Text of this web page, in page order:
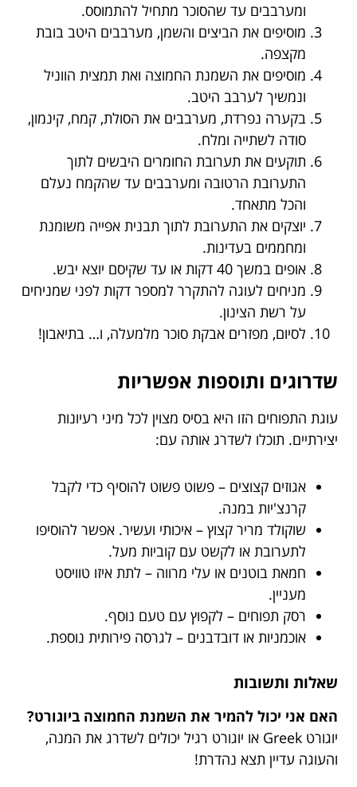
ומערבבים עד שהסוכר מתחיל להתמוסס.
מוסיפים את הביצים והשמן, מערבבים היטב בובת
מקצפה.
מוסיפים את השמנת החמוצה ואת תמצית הווניל
ונמשיך לערבב היטב.
בקערה נפרדת, מערבבים את הסולת, קמח, קינמון,
סודה לשתייה ומלח.
תוקעים את תערובת החומרים היבשים לתוך
התערובת הרטובה ומערבבים עד שהקמח נעלם
והכל מתאחד.
יוצקים את התערובת לתוך תבנית אפייה משומנת
ומחממים בעדינות.
אופים במשך 40 דקות או עד שקיסם יוצא יבש.
מניחים לעוגה להתקרר למספר דקות לפני שמניחים
על רשת הצינון.
לסיום, מפזרים אבקת סוכר מלמעלה, ו… בתיאבון!
שדרוגים ותוספות אפשריות
עוגת התפוחים הזו היא בסיס מצוין לכל מיני רעיונות
יצירתיים. תוכלו לשדרג אותה עם:
אגוזים קצוצים – פשוט פשוט להוסיף כדי לקבל
קרנצ'יות במנה.
שוקולד מריר קצוץ – איכותי ועשיר. אפשר להוסיפו
לתערובת או לקשט עם קוביות מעל.
חמאת בוטנים או עלי מרווה – לתת איזו טוויסט
מעניין.
רסק תפוחים – לקפוץ עם טעם נוסף.
אוכמניות או דובדבנים – לגרסה פירותית נוספת.
שאלות ותשובות
האם אני יכול להמיר את השמנת החמוצה ביוגורט?
יוגורט Greek או יוגורט רגיל יכולים לשדרג את המנה,
והעוגה עדיין תצא נהדרת!